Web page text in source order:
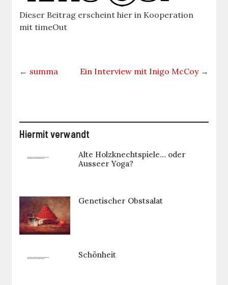
Dieser Beitrag erscheint hier in Kooperation
mit timeOut
← summa Ein Interview mit Inigo McCoy →
Hiermit verwandt
Alte Holzknechtspiele… oder
Ausseer Yoga?
Genetischer Obstsalat
Schönheit